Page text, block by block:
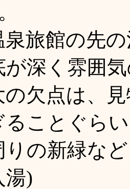
泉旅館の先
が深く雰囲
の欠点は、
ることぐら
りの新緑な
湯)